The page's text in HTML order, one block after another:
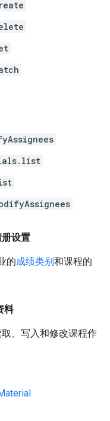
设置
的成绩类别和课程的
料
、写入和修改课程作